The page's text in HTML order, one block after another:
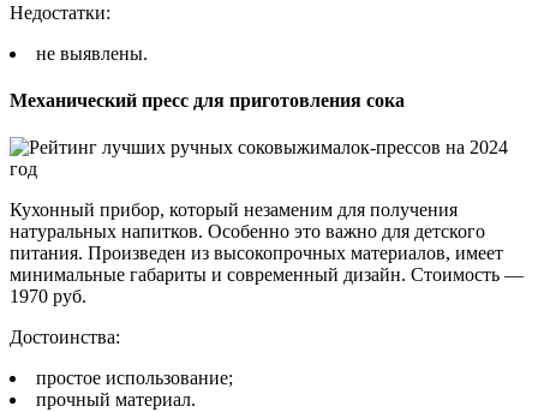
Недостатки:
не выявлены.
Механический пресс для приготовления сока
Кухонный прибор, который незаменим для получения
натуральных напитков. Особенно это важно для детского
питания. Произведен из высокопрочных материалов, имеет
минимальные габариты и современный дизайн. Стоимость —
1970 руб.
Достоинства:
простое использование;
прочный материал.